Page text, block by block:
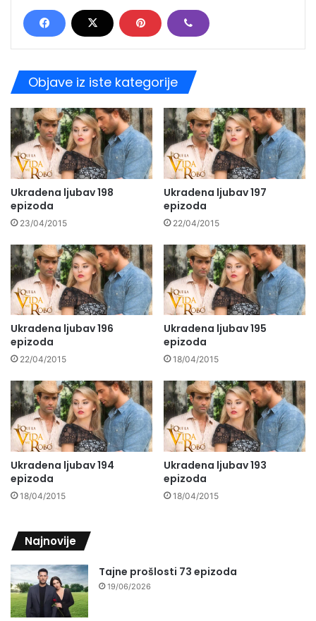
Objave iz iste kategorije
Ukradena ljubav 198
epizoda
23/04/2015
Ukradena ljubav 197
epizoda
22/04/2015
Ukradena ljubav 196
epizoda
22/04/2015
Ukradena ljubav 195
epizoda
18/04/2015
Ukradena ljubav 194
epizoda
18/04/2015
Ukradena ljubav 193
epizoda
18/04/2015
Najnovije
Tajne prošlosti 73 epizoda
19/06/2026